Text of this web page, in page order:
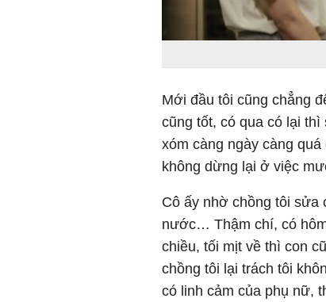
Mới đầu tôi cũng chẳng
cũng tốt, có qua có lại
xóm càng ngày càng
không dừng lại ở việc
Cô ấy nhờ chồng tôi sửa
nước… Thậm chí, có
chiều, tối mịt về thì con
chồng tôi lại trách tôi
có linh cảm của phụ nữ,